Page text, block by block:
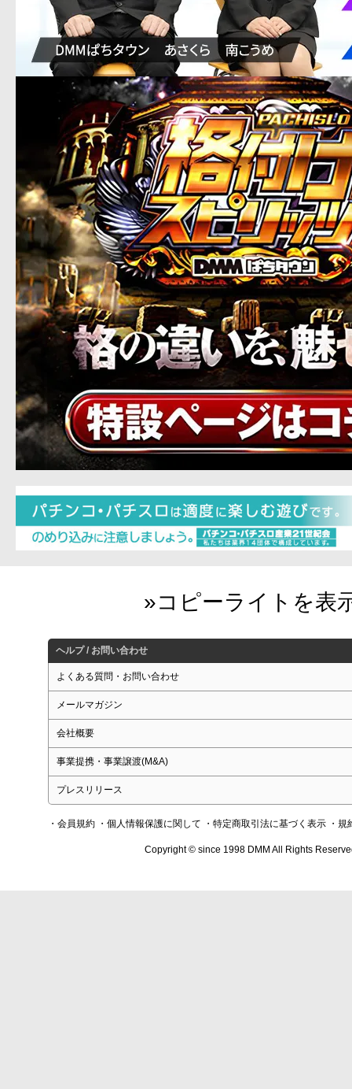
ヘルプ / お問い合わせ
よくある質問・お問い合わせ
メールマガジン
会社概要
事業提携・事業譲渡(M&A)
プレスリリース
・会員規約 ・個人情報保護に関して ・特定商取引法に基づく表示 ・規
Copyright © since 1998 DMM All Rights